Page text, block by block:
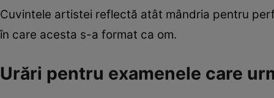
Cuvintele artistei reflectă atât mândria pentru
în care acesta s-a format ca om.
Urări pentru examenele care